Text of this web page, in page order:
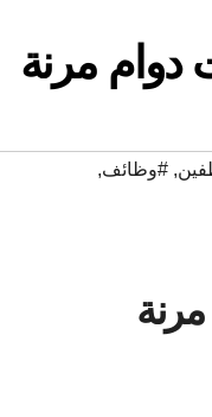
مرنة
, #وظائف,